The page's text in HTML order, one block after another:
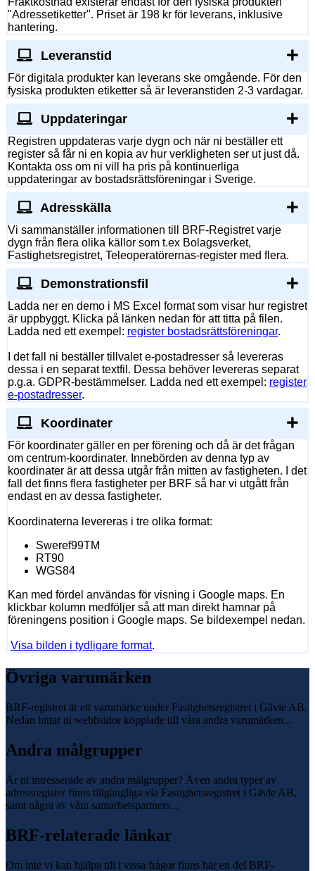
"Adressetiketter". Priset är 198 kr för leverans, inklusive
hantering.
Leveranstid
För digitala produkter kan leverans ske omgående. För den
fysiska produkten etiketter så är leveranstiden 2-3 vardagar.
Uppdateringar
Registren uppdateras varje dygn och när ni beställer ett
register så får ni en kopia av hur verkligheten ser ut just då.
Kontakta oss om ni vill ha pris på kontinuerliga
uppdateringar av bostadsrättsföreningar i Sverige.
Adresskälla
Vi sammanställer informationen till BRF-Registret varje
dygn från flera olika källor som t.ex Bolagsverket,
Fastighetsregistret, Teleoperatörernas-register med flera.
Demonstrationsfil
Ladda ner en demo i MS Excel format som visar hur registret
är uppbyggt. Klicka på länken nedan för att titta på filen.
Ladda ned ett exempel: register bostadsrättsföreningar.
I det fall ni beställer tillvalet e-postadresser så levereras
dessa i en separat textfil. Dessa behöver levereras separat
p.g.a. GDPR-bestämmelser. Ladda ned ett exempel: register
e-postadresser.
Koordinater
För koordinater gäller en per förening och då är det frågan
om centrum-koordinater. Innebörden av denna typ av
koordinater är att dessa utgår från mitten av fastigheten. I det
fall det finns flera fastigheter per BRF så har vi utgått från
endast en av dessa fastigheter.
Koordinaterna levereras i tre olika format:
Sweref99TM
RT90
WGS84
Kan med fördel användas för visning i Google maps. En
klickbar kolumn medföljer så att man direkt hamnar på
föreningens position i Google maps. Se bildexempel nedan.
Visa bilden i tydligare format.
Övriga varumärken
BRF-registret är ett varumärke under Fastighetsregistret i Gävle AB.
Nedan hittar ni webbsidor kopplade till våra andra varumärken...
Andra målgrupper
Är ni intresserade av andra målgrupper? Även andra typer av
adressregister finns tillgängliga via Fastighetsregistret i Gävle AB,
samt några av våra samarbetspartners...
BRF-relaterade länkar
Om inte vi kan hjälpa till i vissa frågor finns här en del BRF-